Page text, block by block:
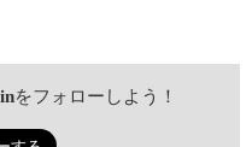
をフォローしよう！